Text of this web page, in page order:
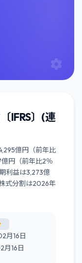
IFRS〕(連
億円（前年比
円（前年比2％
利益は3,273億
式分割は2026年
月16日
16日